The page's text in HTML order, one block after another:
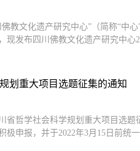
教文化遗产研究中心”（简称“中
现发布四川佛教文化遗产研究中心
划重大项目选题征集的通知
省哲学社会科学规划重大项目选
极申报，并于2022年3月15日前统